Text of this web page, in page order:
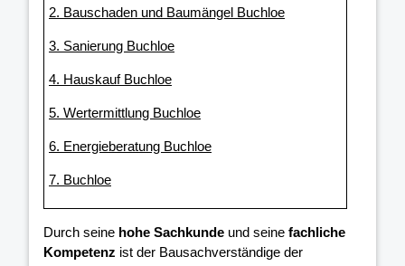
2. Bauschaden und Baumängel Buchloe
3. Sanierung Buchloe
4. Hauskauf Buchloe
5. Wertermittlung Buchloe
6. Energieberatung Buchloe
7. Buchloe
Durch seine hohe Sachkunde und seine fachliche
Kompetenz ist der Bausachverständige der